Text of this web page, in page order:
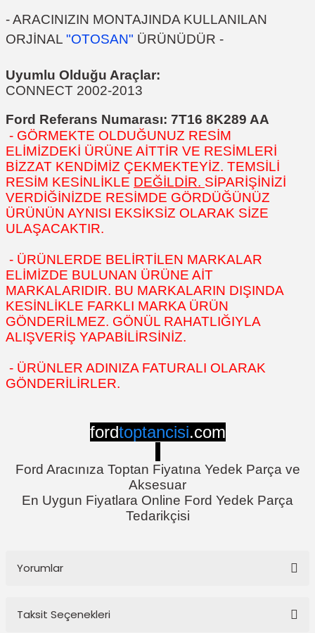
- ARACINIZIN MONTAJINDA KULLANILAN
ORJİNAL "OTOSAN" ÜRÜNÜDÜR -
Uyumlu Olduğu Araçlar:
CONNECT 2002-2013
Ford Referans Numarası: 7T16 8K289 AA
- GÖRMEKTE OLDUĞUNUZ RESİM
ELİMİZDEKİ ÜRÜNE AİTTİR VE RESİMLERİ
BİZZAT KENDİMİZ ÇEKMEKTEYİZ. TEMSİLİ
RESİM KESİNLİKLE DEĞİLDİR. SİPARİŞİNİZİ
VERDİĞİNİZDE RESİMDE GÖRDÜĞÜNÜZ
ÜRÜNÜN AYNISI EKSİKSİZ OLARAK SİZE
ULAŞACAKTIR.
- ÜRÜNLERDE BELİRTİLEN MARKALAR
ELİMİZDE BULUNAN ÜRÜNE AİT
MARKALARIDIR. BU MARKALARIN DIŞINDA
KESİNLİKLE FARKLI MARKA ÜRÜN
GÖNDERİLMEZ. GÖNÜL RAHATLIĞIYLA
ALIŞVERİŞ YAPABİLİRSİNİZ.
- ÜRÜNLER ADINIZA FATURALI OLARAK
GÖNDERİLİRLER.
fordtoptancisi.com
Ford Aracınıza Toptan Fiyatına Yedek Parça ve
Aksesuar
En Uygun Fiyatlara Online Ford Yedek Parça
Tedarikçisi
Yorumlar
Taksit Seçenekleri